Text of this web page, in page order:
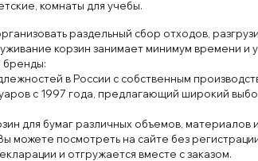
, комнаты для учебы.
овать раздельный сбор отходов , разг
корзин занимает минимум времени и
бренды:
в России с собственным производ
с 1997 года , предлагающий широкий
ин для бумаг различных объемов, материалов
можете посмотреть на сайте без
и отгружается вместе с заказом.